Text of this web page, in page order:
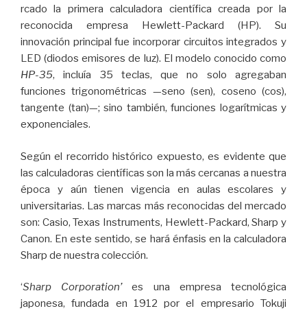
rcado la primera calculadora científica creada por la
reconocida empresa Hewlett-Packard (HP). Su
innovación principal fue incorporar circuitos integrados y
LED (diodos emisores de luz). El modelo conocido como
HP-35, incluía 35 teclas, que no solo agregaban
funciones trigonométricas —seno (sen), coseno (cos),
tangente (tan)—; sino también, funciones logarítmicas y
exponenciales.
Según el recorrido histórico expuesto, es evidente que
las calculadoras científicas son la más cercanas a nuestra
época y aún tienen vigencia en aulas escolares y
universitarias. Las marcas más reconocidas del mercado
son: Casio, Texas Instruments, Hewlett-Packard, Sharp y
Canon. En este sentido, se hará énfasis en la calculadora
Sharp de nuestra colección.
‘Sharp Corporation’es una empresa tecnológica
japonesa, fundada en 1912 por el empresario Tokuji